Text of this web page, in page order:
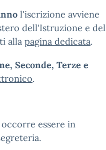
l'iscrizione avviene
dell'Istruzione e del
alla pagina dedicata.
Seconde, Terze e
.
essere in